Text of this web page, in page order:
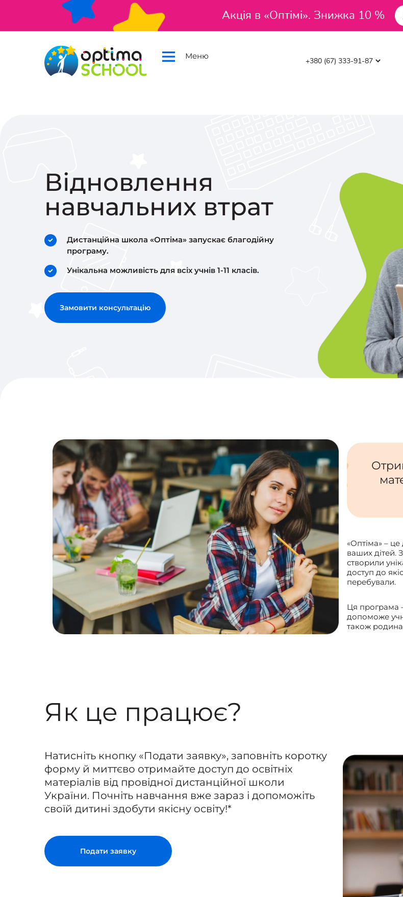
Акція в «Оптімі». Знижка 10 %
Меню
Відновлення
навчальних втрат
Дистанційна школа «Оптіма» запускає благодійну
програму.
Унікальна можливість для всіх учнів 1-11 класів.
Замовити консультацію
«Оптіма» –
ваших дітей.
створили
доступ до
перебували.
Ця програма
допоможе
також
Як це працює?
Натисніть кнопку «Подати заявку», заповніть коротку
форму й миттєво отримайте доступ до освітніх
матеріалів від провідної дистанційної школи
України. Почніть навчання вже зараз і допоможіть
своїй дитині здобути якісну освіту!*
Подати заявку